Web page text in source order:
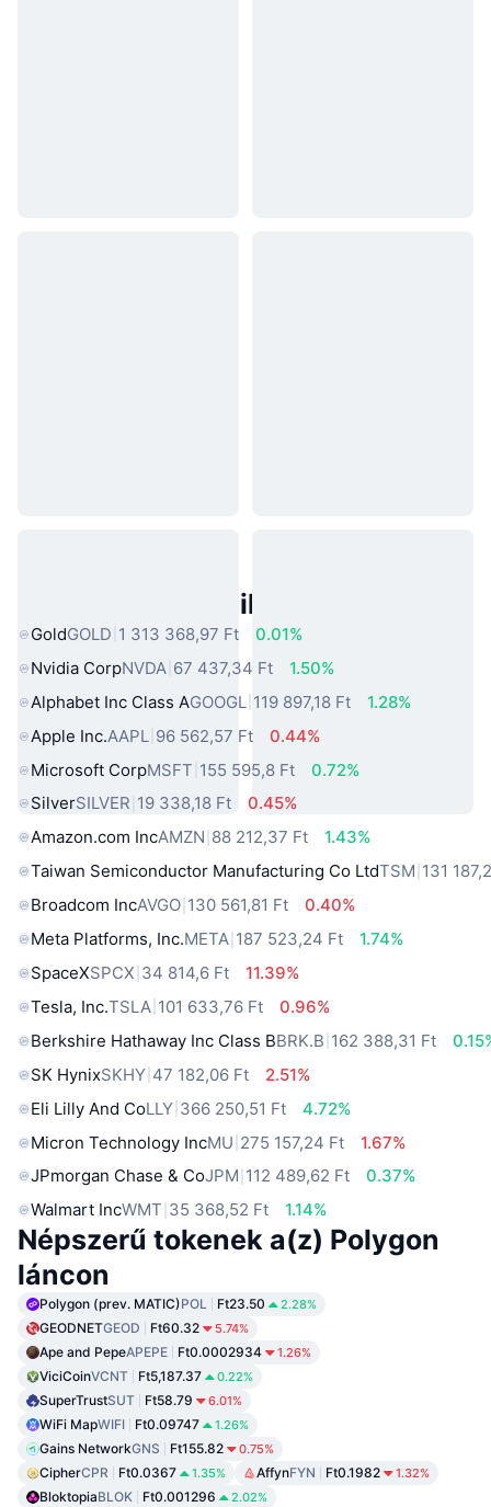
Népszerű Való Világbeli Eszközök
GoldGOLD 1 313 368,97 Ft
0.01%
Nvidia CorpNVDA 67 437,34 Ft
1.50%
Alphabet Inc Class AGOOGL 119 897,18 Ft
1.28%
Apple Inc.AAPL 96 562,57 Ft
0.44%
Microsoft CorpMSFT 155 595,8 Ft
0.72%
SilverSILVER 19 338,18 Ft
0.45%
Amazon.com IncAMZN 88 212,37 Ft
1.43%
Taiwan Semiconductor Manufacturing Co LtdTSM 131
Broadcom IncAVGO 130 561,81 Ft
0.40%
Meta Platforms, Inc.META 187 523,24 Ft
1.74%
SpaceXSPCX 34 814,6 Ft
11.39%
Tesla, Inc.TSLA 101 633,76 Ft
0.96%
Berkshire Hathaway Inc Class BBRK.B 162 388,31 Ft
SK HynixSKHY 47 182,06 Ft
2.51%
Eli Lilly And CoLLY 366 250,51 Ft
4.72%
Micron Technology IncMU 275 157,24 Ft
1.67%
JPmorgan Chase & CoJPM 112 489,62 Ft
0.37%
Walmart IncWMT 35 368,52 Ft 1.14%
Népszerű tokenek a(z) Polygon
láncon
Polygon (prev. MATIC)POL Ft23.50 2.28%
GEODNETGEOD Ft60.32 5.74%
Ape and PepeAPEPE Ft0.0002934 1.26%
ViciCoinVCNT Ft5,187.37 0.22%
SuperTrustSUT Ft58.79 6.01%
WiFi MapWIFI Ft0.09747 1.26%
Gains NetworkGNS Ft155.82 0.75%
CipherCPR Ft0.0367 1.35% AffynFYN Ft0.1982 1.32%
BloktopiaBLOK Ft0.001296 2.02%